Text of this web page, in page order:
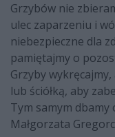
Grzybów nie
ulec zaparzeniu i
niebezpieczne dla
pamiętajmy o
Grzyby
lub ściółką, aby
Tym samym dbamy
Małgorzata